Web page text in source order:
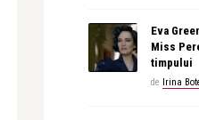
Eva
Miss
timpului
de Irina